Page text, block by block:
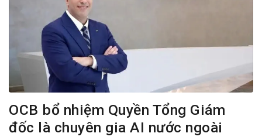
OCB bổ nhiệm Quyền Tổng Giám
đốc là chuyên gia AI nước ngoài